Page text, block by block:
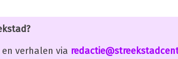
verhalen via